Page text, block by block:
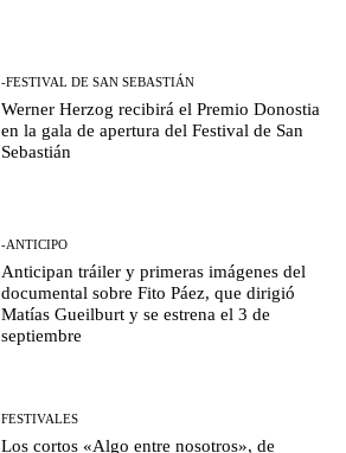
-FESTIVAL DE SAN SEBASTIÁN
Werner Herzog recibirá el Premio Donostia
en la gala de apertura del Festival de San
Sebastián
-ANTICIPO
Anticipan tráiler y primeras imágenes del
documental sobre Fito Páez, que dirigió
Matías Gueilburt y se estrena el 3 de
septiembre
FESTIVALES
Los cortos «Algo entre nosotros», de